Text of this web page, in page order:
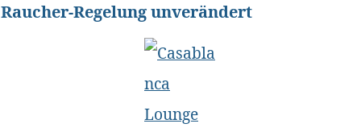
Raucher-Regelung unverändert